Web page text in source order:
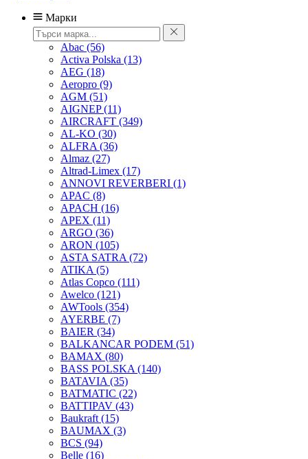
Марки
Abac (56)
Activa Polska (13)
AEG (18)
Aeropro (9)
AGM (51)
AIGNEP(11)
AIRCRAFT (349)
AL-KO (30)
ALFRA (36)
Almaz (27)
Altrad-Limex (17)
ANNOVI REVERBERI (1)
APAC (8)
APACH (16)
APEX (11)
ARGO (36)
ARON (105)
ASTA SATRA (72)
ATIKA (5)
Atlas Copco (111)
Awelco (121)
AWTools (354)
AYERBE (7)
BAIER (34)
BALKANCAR PODEM (51)
BAMAX (80)
BASS POLSKA (140)
BATAVIA (35)
BATMATIC (22)
BATTIPAV (43)
Baukraft (15)
BAUMAX (3)
BCS (94)
Belle (16)